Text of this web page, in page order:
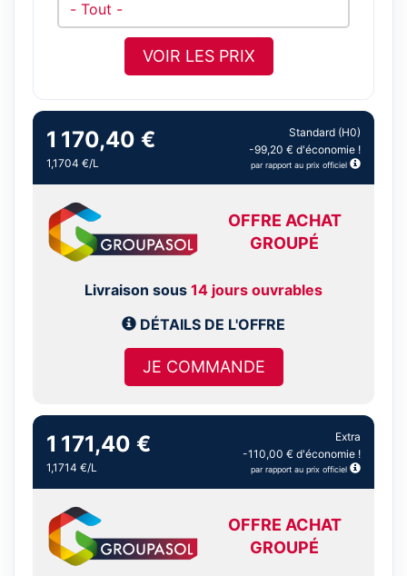
VOIR LES PRIX
1 170,40 €
1,1704 €/L
Standard (H0)
-99,20 € d'économie !
par rapport au prix officiel
OFFRE ACHAT
GROUPÉ
Livraison sous 14 jours ouvrables
DÉTAILS DE L'OFFRE
JE COMMANDE
1 171,40 €
1,1714 €/L
Extra
-110,00 € d'économie !
par rapport au prix officiel
OFFRE ACHAT
GROUPÉ